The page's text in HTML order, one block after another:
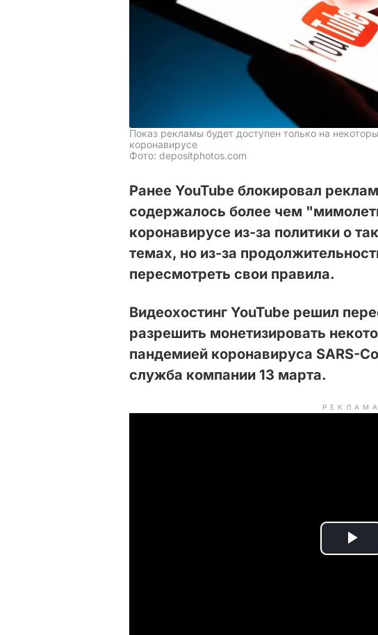
Показ рекламы будет доступен только на
коронавирусе
Фото: depositphotos.com
Ранее YouTube блокировал
содержалось более чем
коронавирусе из-за политики о
темах, но из-за
пересмотреть свои правила.
Видеохостинг YouTube решил
разрешить монетизировать
пандемией коронавируса SARS-
служба компании 13 марта.
РЕКЛАМА
P